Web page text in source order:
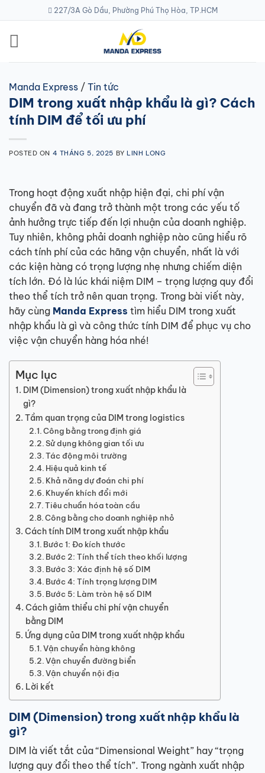
to
content
227/3A Gò Dầu, Phường Phú Thọ Hòa, TP.HCM
Manda Express / Tin tức
DIM trong xuất nhập khẩu là gì? Cách
tính DIM để tối ưu phí
POSTED ON 4 THÁNG 5, 2025 BYLINH LONG
Trong hoạt động xuất nhập hiện đại, chi phí vận
chuyển đã và đang trở thành một trong các yếu tố
ảnh hưởng trực tiếp đến lợi nhuận của doanh nghiệp.
Tuy nhiên, không phải doanh nghiệp nào cũng hiểu rõ
cách tính phí của các hãng vận chuyển, nhất là với
các kiện hàng có trọng lượng nhẹ nhưng chiếm diện
tích lớn. Đó là lúc khái niệm DIM – trọng lượng quy đổi
theo thể tích trở nên quan trọng. Trong bài viết này,
hãy cùng Manda Express tìm hiểu DIM trong xuất
nhập khẩu là gì và công thức tính DIM để phục vụ cho
việc vận chuyển hàng hóa nhé!
Mục lục
DIM (Dimension) trong xuất nhập khẩu là
gì?
Tầm quan trọng của DIM trong logistics
Công bằng trong định giá
Sử dụng không gian tối ưu
Tác động môi trường
Hiệu quả kinh tế
Khả năng dự đoán chi phí
Khuyến khích đổi mới
Tiêu chuẩn hóa toàn cầu
Công bằng cho doanh nghiệp nhỏ
Cách tính DIM trong xuất nhập khẩu
Bước 1: Đo kích thước
Bước 2: Tính thể tích theo khối lượng
Bước 3: Xác định hệ số DIM
Bước 4: Tính trọng lượng DIM
Bước 5: Làm tròn hệ số DIM
Cách giảm thiểu chi phí vận chuyển
bằng DIM
Ứng dụng của DIM trong xuất nhập khẩu
Vận chuyển hàng không
Vận chuyển đường biển
Vận chuyển nội địa
Lời kết
DIM (Dimension) trong xuất nhập khẩu là
gì?
DIM là viết tắt của “Dimensional Weight” hay “trọng
lượng quy đổi theo thể tích”. Trong ngành xuất nhập